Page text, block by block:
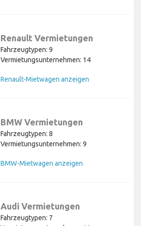
Renault Vermietungen
Fahrzeugtypen: 9
Vermietungsunternehmen: 14
Renault-Mietwagen anzeigen
BMW Vermietungen
Fahrzeugtypen: 8
Vermietungsunternehmen: 9
BMW-Mietwagen anzeigen
Audi Vermietungen
Fahrzeugtypen: 7